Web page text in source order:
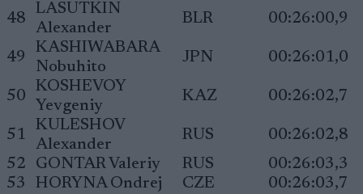
48
LASUTKIN
Alexander
BLR 00:26:00,9
49
KASHIWABARA
Nobuhito
JPN 00:26:01,0
50
KOSHEVOY
Yevgeniy
KAZ 00:26:02,7
51
KULESHOV
Alexander
RUS
00:26:02,8
52
GONTAR Valeriy RUS
00:26:03,3
53
HORYNA Ondrej CZE
00:26:03,7